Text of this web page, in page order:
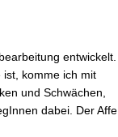
entwickelt.
ist, komme ich mit
und Schwächen,
dabei. Der Affe